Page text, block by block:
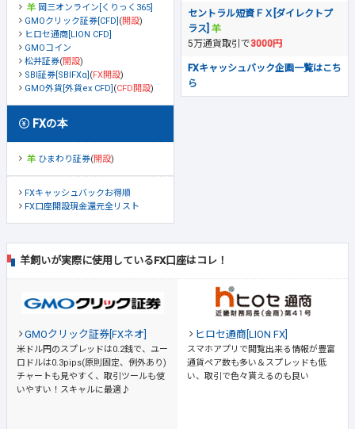
岡三オンライン[くりっく365]
GMOクリック証券[CFD] (開設)
ヒロセ通商[LION CFD]
GMOコイン
松井証券(開設)
SBI証券[SBIFXα] (FX開設)
GMO外貨[外貨ex CFD] (CFD開設)
FXの本
ひまわり証券(開設)
FXキャッシュバックお得順
FX口座開設現金還元全リスト
セントラル短資ＦＸ[ダイレクトプ
ラス]
5万通貨取引で3000円
FXキャッシュバック企画一覧はこち
ら
羊飼いが実際に使用しているFX口座はコレ！
GMOクリック証券[FXネオ]
米ドル円のスプレッドは0.2銭で、ユー
ロドルは0.3pips(原則固定、例外あり)
チャートも見やすく、取引ツールも使
いやすい！スキャルに最適♪
ヒロセ通商[LION FX]
スマホアプリで閲覧出来る情報が豊富
通貨ペア数も多い＆スプレッドも低
い、取引で色々貰えるのも良い